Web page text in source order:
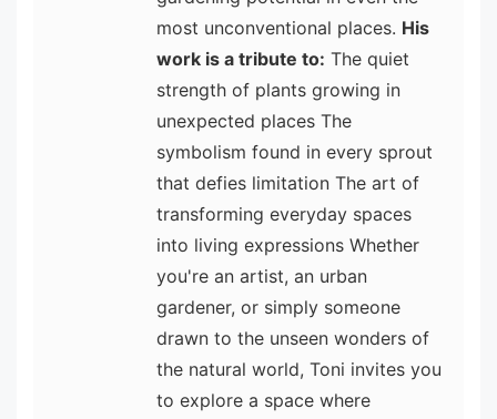
most unconventional places. His
work is a tribute to: The quiet
strength of plants growing in
unexpected places The
symbolism found in every sprout
that defies limitation The art of
transforming everyday spaces
into living expressions Whether
you're an artist, an urban
gardener, or simply someone
drawn to the unseen wonders of
the natural world, Toni invites you
to explore a space where